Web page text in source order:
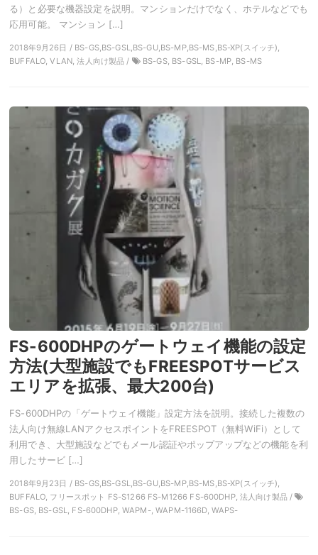
る）と必要な機器設定を説明。マンションだけでなく、ホテルなどでも
応用可能。 マンション […]
2018年9月26日 / BS-GS,BS-GSL,BS-GU,BS-MP,BS-MS,BS-XP(スイッチ),
BUFFALO, VLAN, 法人向け製品 /
BS-GS, BS-GSL, BS-MP, BS-MS
FS-600DHPのゲートウェイ機能の設定
方法(大型施設でもFREESPOTサービス
エリアを拡張、最大200台)
FS-600DHPの「ゲートウェイ機能」設定方法を説明。接続した複数の
法人向け無線LANアクセスポイントをFREESPOT（無料WiFi）として
利用でき、大型施設などでもメール認証やポップアップなどの機能を利
用したサービ […]
2018年9月23日 / BS-GS,BS-GSL,BS-GU,BS-MP,BS-MS,BS-XP(スイッチ),
BUFFALO, フリースポット FS-S1266 FS-M1266 FS-600DHP, 法人向け製品 /
BS-GS, BS-GSL, FS-600DHP, WAPM-, WAPM-1166D, WAPS-